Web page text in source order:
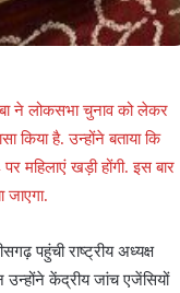
ने लोकसभा चुनाव को लेकर
किया है. उन्होंने बताया कि
महिलाएं खड़ी होंगी. इस बार
जाएगा.
पहुंची राष्ट्रीय अध्यक्ष
उन्होंने केंद्रीय जांच एजेंसियों